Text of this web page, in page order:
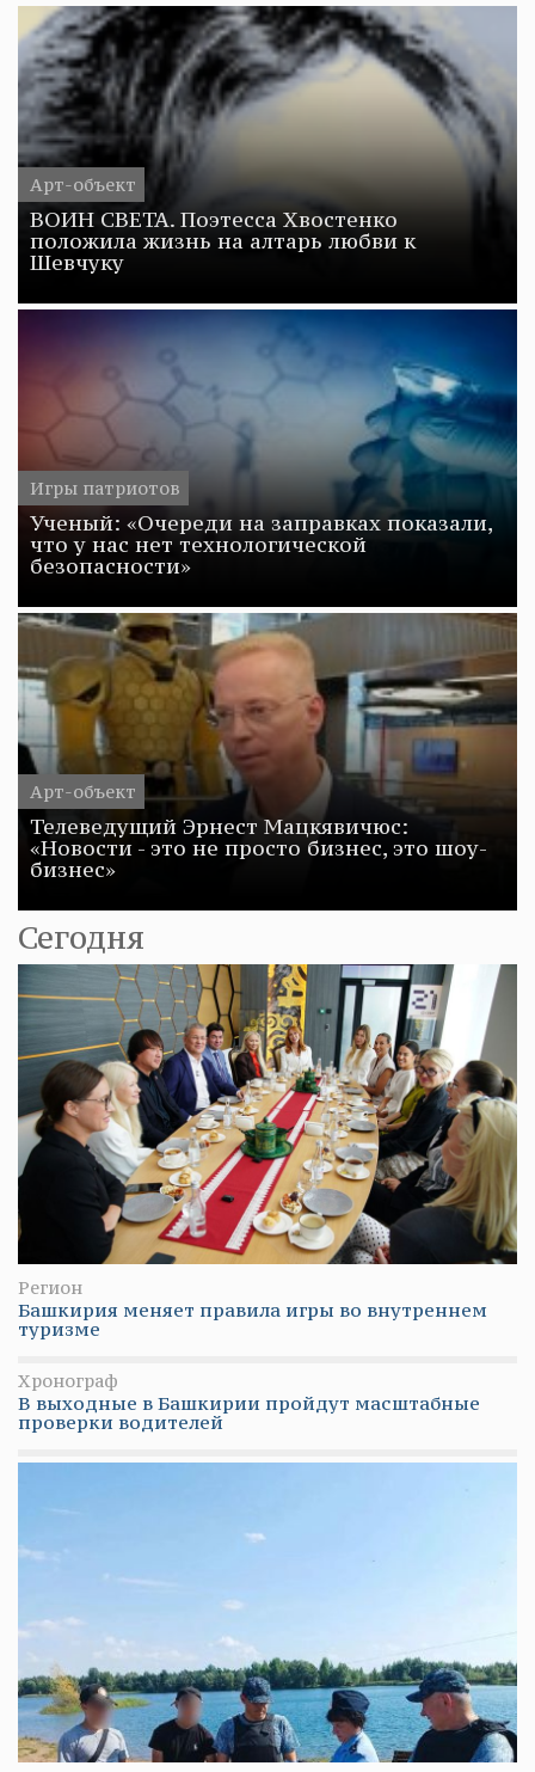
Арт-объект
ВОИН СВЕТА. Поэтесса Хвостенко
положила жизнь на алтарь любви к
Шевчуку
Игры патриотов
Ученый: «Очереди на заправках показали,
что у нас нет технологической
безопасности»
Арт-объект
Телеведущий Эрнест Мацкявичюс:
«Новости - это не просто бизнес, это шоу-
бизнес»
Сегодня
Регион
Башкирия меняет правила игры во внутреннем
туризме
Хронограф
В выходные в Башкирии пройдут масштабные
проверки водителей